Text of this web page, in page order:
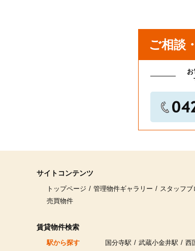
ご相談
サイトコンテンツ
トップページ 管理物件ギャラリー スタッフブ
売買物件
賃貸物件検索
駅から探す 国分寺駅 武蔵小金井駅 西